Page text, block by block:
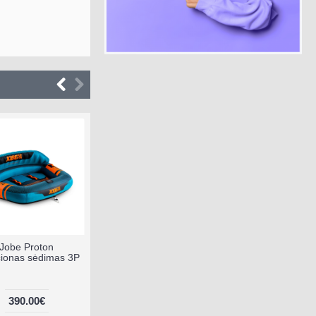
Jobe Proton
sėdimas 3P
390.00€